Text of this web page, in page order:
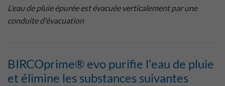
L'eau de pluie épurée est évacuée verticalement par une
conduite d'évacuation
BIRCOprime® evo purifie l'eau de pluie
et élimine les substances suivantes